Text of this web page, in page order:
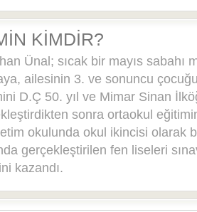
KIMDIR?
Ünal; sıcak bir mayıs sabahı
ailesinin 3. ve sonuncu
D.Ç 50. yıl ve Mimar Sinan
sonra ortaokul
okulunda okul ikincisi olarak
gerçekleştirilen fen liseleri
kazandı.